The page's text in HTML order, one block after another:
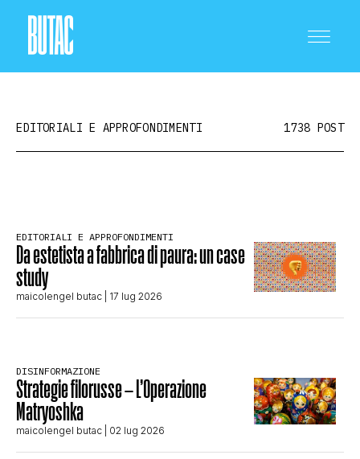
SCIENZA E TECNOLOGIA
SALUTE E MEDICINA
STORIA E CITAZIONI
INTRATTENIMENTO
EDITORIALI E APPROFONDIMENTI 1738 POST
EDITORIALI E APPROFONDIMENTI
Da estetista a fabbrica di paura: un case
study
maicolengel butac | 17 lug 2026
DISINFORMAZIONE
Strategie filorusse – L’Operazione
Matryoshka
maicolengel butac | 02 lug 2026